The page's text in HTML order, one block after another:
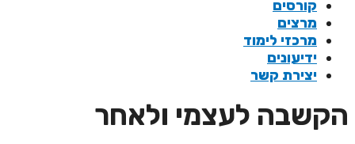
קורסים
מרצים
מרכזי לימוד
ידיעונים
יצירת קשר
לעצמי ולאחר